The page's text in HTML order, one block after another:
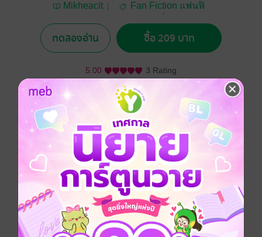
Mikheacit
Fan Fiction แฟนฟิ
ทดลองอ่าน ซื้อ 209 บาท
5.00 3 Rating
อยากได้ ซื้อเป็นของขวัญ ติดตาม แชร์
คุณลองนึกถึงอะไรที่มันนุ่มหยุ่นเหมือนเยลลี่ แต่กลับหอม
หวานเหมือนมาชเมลโล่
ผมอายุ20แล้วนะ แต่ทำไมผมถึงยังทำตัวเหมือนเด็กน้อยติด
ขนมหวานยังไงอย่างนั้นล่ะ...
แต่นั่นมันก็เป็นแค่การเปรียบเทียบของผมเท่านั้นแหล่ะ